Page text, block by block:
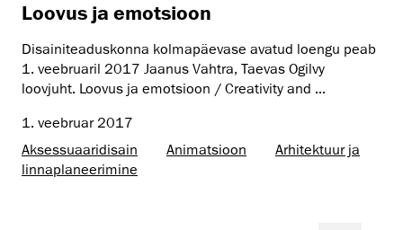
Loovus ja emotsioon
Disainiteaduskonna kolmapäevase avatud loengu peab
1. veebruaril 2017 Jaanus Vahtra, Taevas Ogilvy
loovjuht. Loovus ja emotsioon / Creativity and ...
1. veebruar 2017
Aksessuaaridisain
Animatsioon
Arhitektuur ja
linnaplaneerimine